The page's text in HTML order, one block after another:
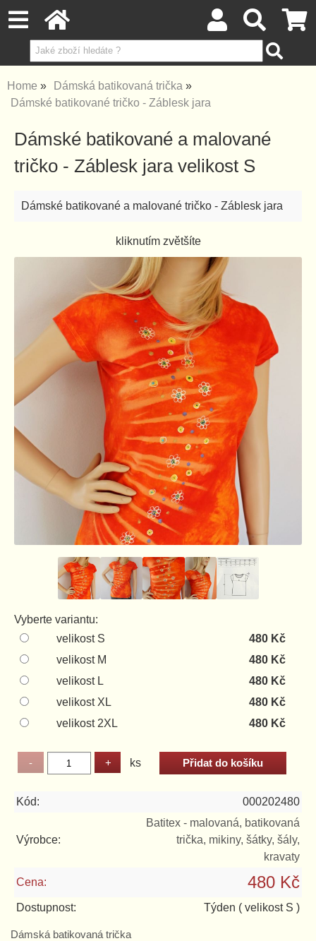
Home
Dámská batikovaná trička
Dámské batikované tričko - Záblesk jara
Dámské batikované a malované
tričko - Záblesk jara velikost S
Dámské batikované a malované tričko - Záblesk jara
kliknutím zvětšíte
Vyberte variantu:
velikost S
480 Kč
velikost M
480 Kč
velikost L
480 Kč
velikost XL
480 Kč
velikost 2XL
480 Kč
ks
Kód: 000202480
Výrobce:
Batitex - malovaná, batikovaná
trička, mikiny, šátky, šály,
kravaty
Cena: 480 Kč
Dostupnost: Týden ( velikost S )
Dámská batikovaná trička